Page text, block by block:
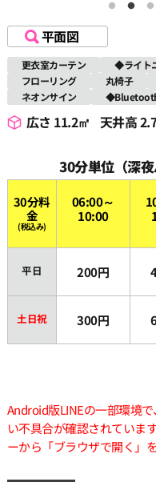
平面図
更衣室カーテン
◆ライト
フローリング
丸椅子
ネオンサイン
広さ 11.2㎡ 天井高
30分単位（深
30分料
金
(税込み)
06:00～
10:00
平日 200円
土日祝 300円
Android版LINEの一部環境
い不具合が確認されていま
ーから「ブラウザで開く」